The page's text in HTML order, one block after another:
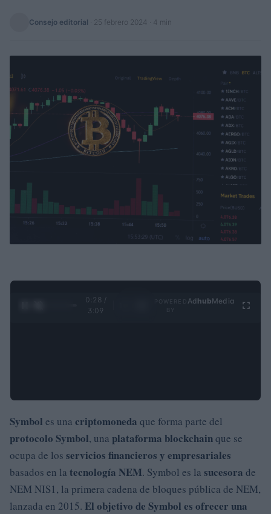
Consejo editorial 25 febrero 2024 · 4 min
0:29 /
3:09
Ad hubMedia
Symbol es una criptomoneda que forma parte del
protocolo Symbol, una plataforma blockchainque se
ocupa de los servicios financieros y empresariales
basados en la tecnología NEM. Symbol es la sucesora de
NEM NIS1, la primera cadena de bloques pública de NEM,
lanzada en 2015. El objetivo de Symbol es ofrecer una